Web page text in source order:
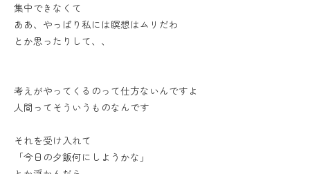
集中できなくて
ああ、やっぱり私には瞑想はムリだわ
とか思ったりして、、
考えがやってくるのって仕方ないんですよ
人間ってそういうものなんです
それを受け入れて
「今日の夕飯何にしようかな」